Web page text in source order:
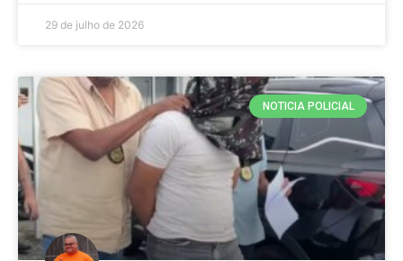
29 de julho de 2026
NOTICIA POLICIAL